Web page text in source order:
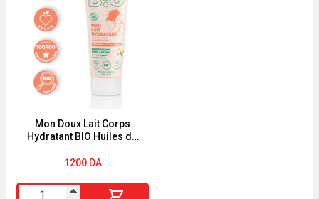
Pierre
Fabre
crème
250g
Mon Doux Lait Corps
Hydratant BIO Huiles de
200ml Energie Fruit
1200 DA
quantité